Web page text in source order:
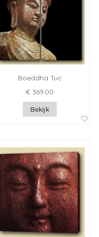
Boeddha Tuc
€ 369.00
Bekijk